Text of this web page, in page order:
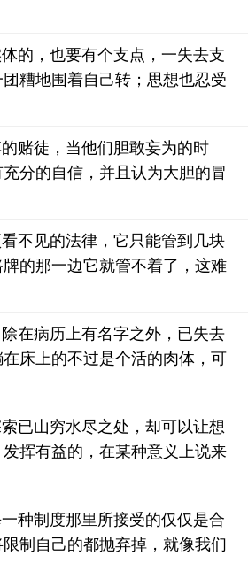
的，也要有个支点，一失去支
糟地围着自己转；思想也忍受
赌徒，当他们胆敢妄为的时
分的自信，并且认为大胆的冒
不见的法律，它只能管到几块
的那一边它就管不着了，这难
在病历上有名字之外，已失去
床上的不过是个活的肉体，可
已山穷水尽之处，却可以让想
挥有益的，在某种意义上说来
种制度那里所接受的仅仅是合
制自己的都抛弃掉，就像我们